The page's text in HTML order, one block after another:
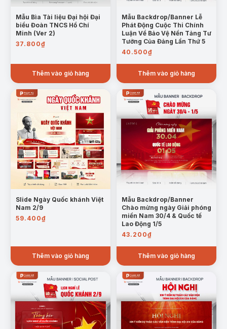
Mẫu Bìa Tài liệu Đại hội Đại
biểu Đoàn TNCS Hồ Chí
Minh (Ver 2)
37.800₫
Thêm vào giỏ hàng
Mẫu Backdrop/Banner Lễ
Phát Động Cuộc Thi Chính
Luận Về Bảo Vệ Nền Tảng Tư
Tưởng Của Đảng Lần Thứ 5
40.500₫
Thêm vào giỏ hàng
Slide Ngày Quốc khánh Việt
Nam 2/9
59.400₫
Thêm vào giỏ hàng
Mẫu Backdrop/Banner
Chào mừng ngày Giải phóng
miền Nam 30/4 & Quốc tế
Lao Động 1/5
43.200₫
Thêm vào giỏ hàng